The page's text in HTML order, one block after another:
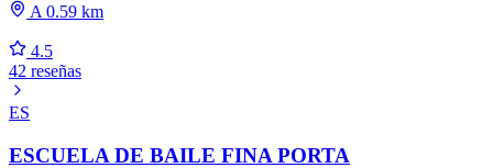
A 0.59 km
4.5
42 reseñas
ES
ESCUELA DE BAILE FINA PORTA